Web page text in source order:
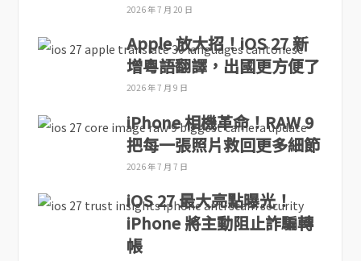
2026 年 7 月 20 日
Apple 放大招！iOS 27 新
增粵語翻譯，出國更方便了
2026 年 7 月 9 日
iPhone 相機革命！RAW 9
把每一張照片救回更多細節
2026 年 7 月 7 日
iOS 27 最大亮點曝光！
iPhone 將主動阻止詐騙轉
帳